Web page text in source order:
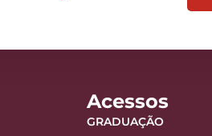
Acessos
GRADUAÇÃO